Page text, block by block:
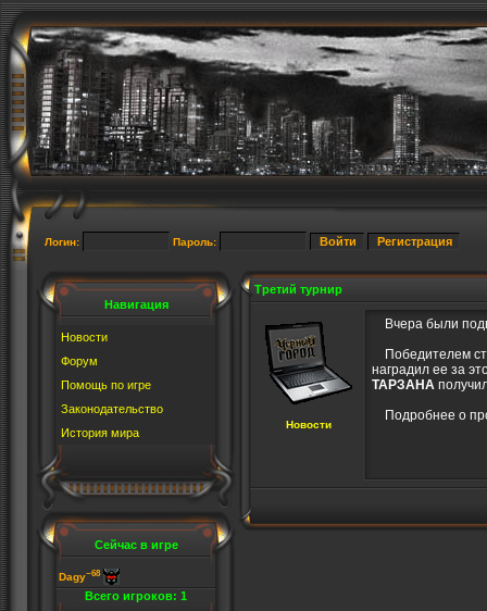
Логин: Пароль:
Навигация
Новости
Форум
Помощь по игре
Законодательство
История мира
Сейчас в игре
Dagy~68
Всего игроков: 1
Третий турнир
Новости
Вчера были
Победителем
наградил ее за
ТАРЗАНА
Подробнее о